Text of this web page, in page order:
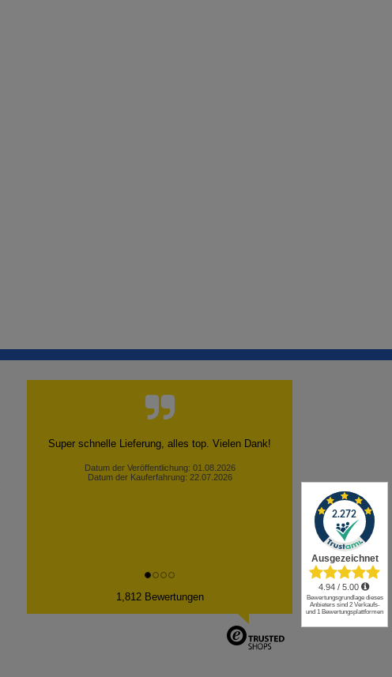
Super schnelle Lieferung, alles top. Vielen Dank!
Datum der Veröffentlichung: 01.08.2026
Datum der Kauferfahrung: 22.07.2026
1,812 Bewertungen